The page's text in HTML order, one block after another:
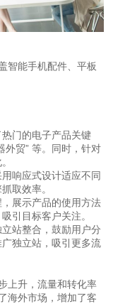
智能手机配件、平板
门的电子产品关键
外贸” 等。同时，针对
响应式设计适应不同
取效率。
展示产品的使用方法
引目标客户关注。
站整合，鼓励用户分
独立站，吸引更多流
上升，流量和转化率
海外市场，增加了客